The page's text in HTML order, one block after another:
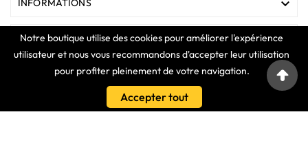
Notre boutique utilise des cookies pour améliorer l'expérience
utilisateur et nous vous recommandons d'accepter leur utilisation
pour profiter pleinement de votre navigation.
Accepter tout
INFORMATIONS 
MAGASIN 

VOTRE COMPTE 